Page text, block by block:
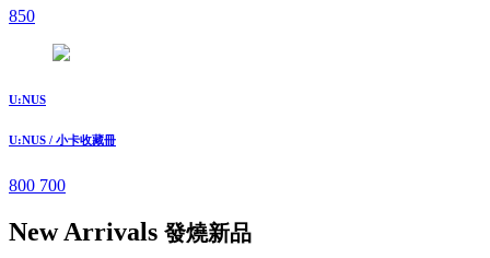
850
U:NUS
U:NUS / 小卡收藏冊
800 700
New Arrivals 發燒新品